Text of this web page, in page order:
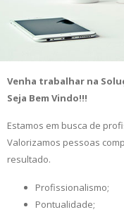
Venha trabalhar na
Seja Bem Vindo!!!
Estamos em busca de
Valorizamos pessoas
resultado.
Profissionalismo;
Pontualidade;